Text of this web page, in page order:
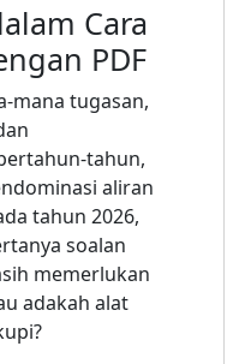
Cara
PDF
mana tugasan,
tahun,
aliran
tahun 2026,
soalan
memerlukan
adakah alat